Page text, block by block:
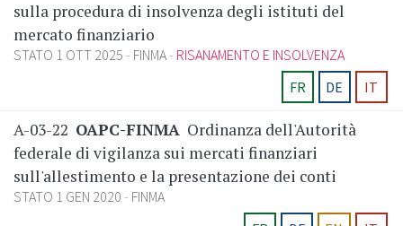
sulla procedura di insolvenza degli istituti del
mercato finanziario
STATO 1 OTT 2025 FINMA RISANAMENTO E INSOLVENZA
FR
DE IT
A-03-22 OAPC-FINMA Ordinanza dell'Autorità
federale di vigilanza sui mercati finanziari
sull'allestimento e la presentazione dei conti
STATO 1 GEN 2020
FINMA